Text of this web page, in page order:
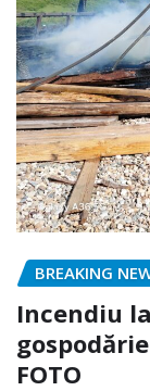
BREAKING
Incendiu
FOTO